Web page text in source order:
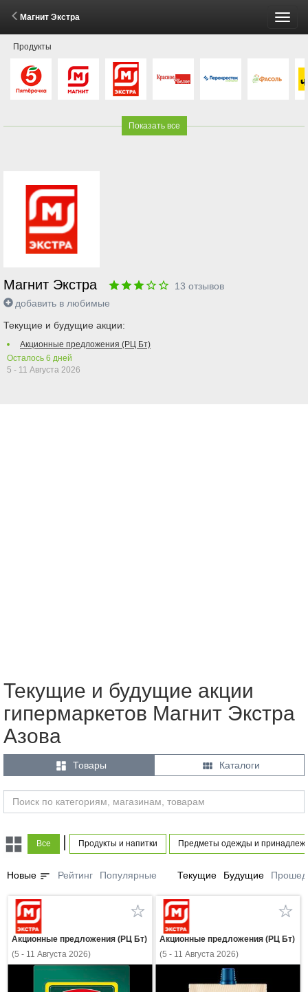
Магнит Экстра
Продукты
Показать все
Магнит Экстра 13 отзывов
добавить в любимые
Текущие и будущие акции:
Акционные предложения (РЦ Бт)
Осталось 6 дней
5 - 11 Августа 2026
Текущие и будущие акции
гипермаркетов Магнит Экстра
Азова
 Товары  Каталоги
Все | Продукты и напитки Предметы одежды и
Новые sort Рейтинг Популярные Текущие Будущие
Акционные предложения (РЦ Бт)
(5 - 11 Августа 2026)
Акционные предложения (РЦ Бт)
(5 - 11 Августа 2026)